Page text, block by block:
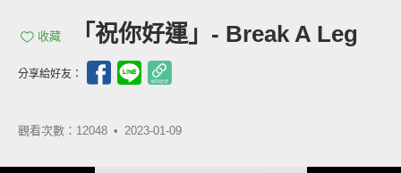
收藏 「祝你好運」- Break A Leg
分享給好友：
觀看次數：12048 • 2023-01-09